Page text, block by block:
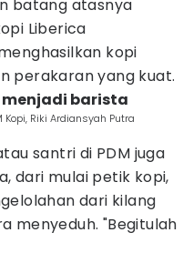
batang atasnya
Liberica
kopi
perakaran yang kuat.
menjadi barista
Riki Ardiansyah Putra
santri di PDM juga
dari mulai petik kopi,
dari kilang
menyeduh. "Begitulah